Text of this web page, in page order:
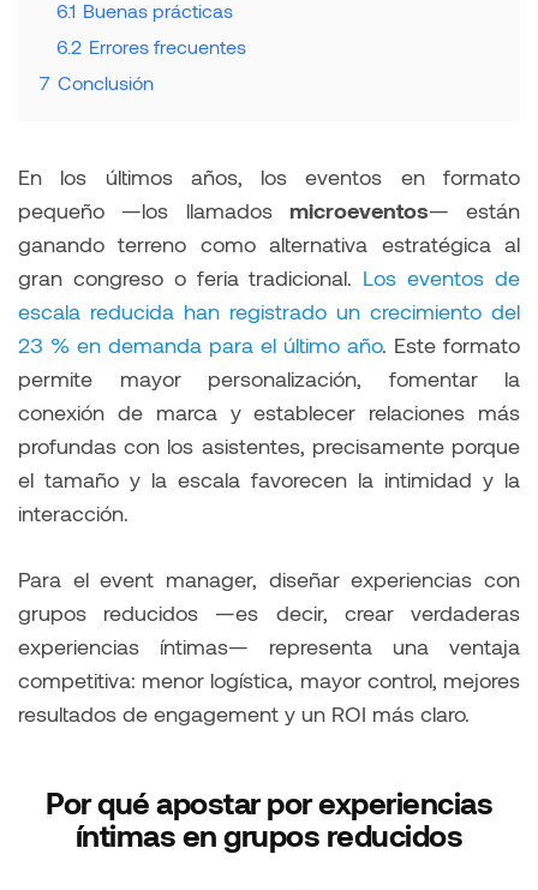
6.1 Buenas prácticas
6.2 Errores frecuentes
7 Conclusión
En los últimos años, los eventos en formato
pequeño —los llamados microeventos— están
ganando terreno como alternativa estratégica al
gran congreso o feria tradicional. Los eventos de
escala reducida han registrado un crecimiento del
23 % en demanda para el último año. Este formato
permite mayor personalización, fomentar la
conexión de marca y establecer relaciones más
profundas con los asistentes, precisamente porque
el tamaño y la escala favorecen la intimidad y la
interacción.
Para el event manager, diseñar experiencias con
grupos reducidos —es decir, crear verdaderas
experiencias íntimas— representa una ventaja
competitiva: menor logística, mayor control, mejores
resultados de engagement y un ROI más claro.
Por qué apostar por experiencias
íntimas en grupos reducidos